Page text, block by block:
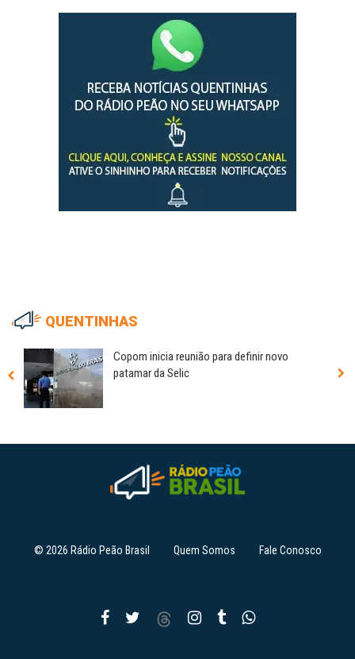
QUENTINHAS
Copom inicia reunião para definir novo
patamar da Selic
© 2026 Rádio Peão Brasil Quem Somos Fale Conosco